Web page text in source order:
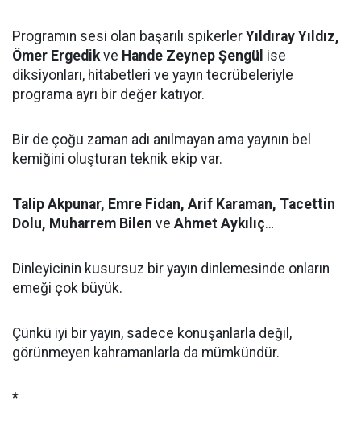
Programın sesi olan başarılı spikerler Yıldıray Yıldız,
Ömer Ergedikve Hande Zeynep Şengül ise
diksiyonları, hitabetleri ve yayın tecrübeleriyle
programa ayrı bir değer katıyor.
Bir de çoğu zaman adı anılmayan ama yayının bel
kemiğini oluşturan teknik ekip var.
Talip Akpunar, Emre Fidan, Arif Karaman, Tacettin
Dolu, Muharrem Bilen ve Ahmet Aykılıç…
Dinleyicinin kusursuz bir yayın dinlemesinde onların
emeği çok büyük.
Çünkü iyi bir yayın, sadece konuşanlarla değil,
görünmeyen kahramanlarla da mümkündür.
*